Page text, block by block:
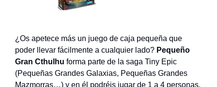
¿Os apetece más un juego de caja pequeña que
poder llevar fácilmente a cualquier lado? Pequeño
Gran Cthulhu forma parte de la saga Tiny Epic
(Pequeñas Grandes Galaxias, Pequeñas Grandes
Mazmorras…) y en él podréis jugar de 1 a 4 personas,